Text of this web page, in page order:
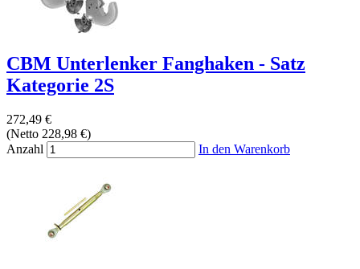
CBM Unterlenker Fanghaken - Satz
Kategorie 2S
272,49 €
(Netto 228,98 €)
Anzahl
In den Warenkorb